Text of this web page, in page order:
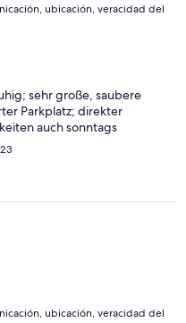
ubicación, veracidad del
sehr große, saubere
Parkplatz; direkter
auch sonntags
ubicación, veracidad del